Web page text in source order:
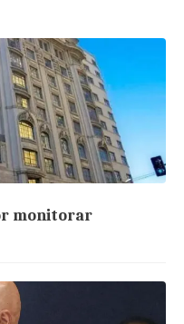
monitorar